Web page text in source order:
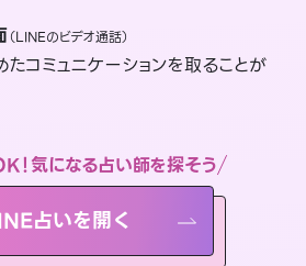
（LINEのビデオ通話）
コミュニケーションを取ることが
！気になる占い師を探そう
占いを開く